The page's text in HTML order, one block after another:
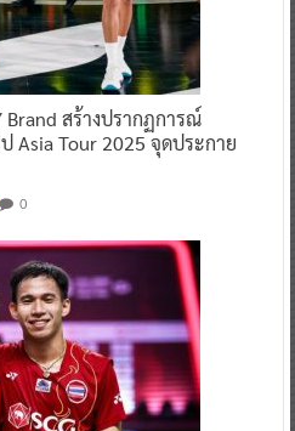
Brand สร้างปรากฏการณ์
Asia Tour 2025 จุดประกาย
0